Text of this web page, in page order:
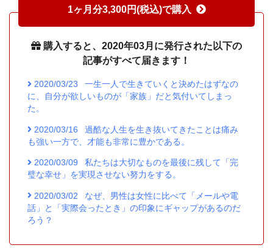
1ヶ月分3,300円(税込)で購入
購入すると、2020年03月に発行された以下の
記事がすべて届きます！
2020/03/23
一生一人で生きていくと決めたはずなの
に、自分が欲しいものが「家族」だと気付いてしまっ
た。
2020/03/16
過酷な人生を生き抜いてきたことは痛み
も強い一方で、才能も非常に豊かである。
2020/03/09
私たちは大切なものを最後に残して「完
璧な幸せ」を実現させない努力をする。
2020/03/02
なぜ、男性は女性に比べて「メールや電
話」と「実際会ったとき」の印象にギャップがあるのだ
ろう？